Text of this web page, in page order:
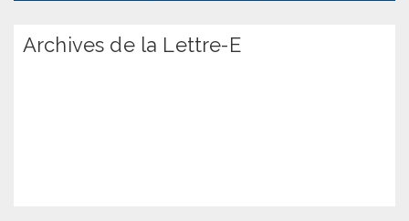
Archives de la Lettre-E